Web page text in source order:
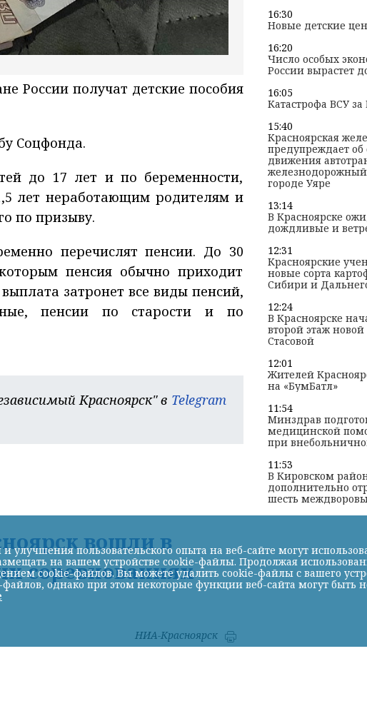
получат детские пособия
Соцфонда.
до 17 лет и по беременности,
лет неработающим родителям и
по призыву.
перечислят пенсии. До 30
пенсия обычно приходит
затронет все виды пенсий,
пенсии по старости и по
Красноярск" в Telegram
вошли в
соревнованиях
НИА-Красноярск
16:30
Новые детские
16:20
Число особых
России вырастет
16:05
Катастрофа ВСУ
15:40
Красноярская
предупреждает
движения
железнодорожный
городе Уяре
13:14
В Красноярске
дождливые и
12:31
Красноярские
новые сорта
Сибири и
12:24
В Красноярске
второй этаж
Стасовой
12:01
Жителей
на «БумБатл»
11:54
Минздрав
медицинской
при
11:53
В Кировском
дополнительно
шесть
пользовательского опыта на веб-сайте могут
на вашем устройстве cookie-файлы. Продолжая
cookie-файлов. Вы можете удалить cookie-файлы с вашего
однако при этом некоторые функции веб-сайта могут быть